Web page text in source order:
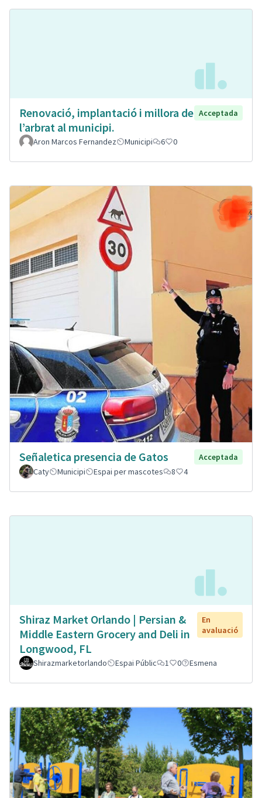
Renovació, implantació i millora de
l’arbrat al municipi.
Acceptada
Aron Marcos Fernandez Municipi 6 0
Señaletica presencia de Gatos
Acceptada
Caty
Municipi Espai per mascotes 8 4
Shiraz Market Orlando | Persian &
Middle Eastern Grocery and Deli in
Longwood, FL
En
avaluació
Shirazmarketorlando Espai Públic 1 0 Esmena